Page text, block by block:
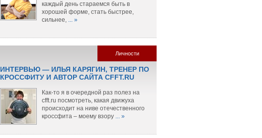
каждый день стараемся быть в
хорошей форме, стать быстрее,
сильнее, ... »
Личности
ИНТЕРВЬЮ — ИЛЬЯ КАРЯГИН, ТРЕНЕР ПО
КРОССФИТУ И АВТОР САЙТА CFFT.RU
Как-то я в очередной раз полез на
cfft.ru посмотреть, какая движуха
происходит на ниве отечественного
кроссфита – моему взору ... »